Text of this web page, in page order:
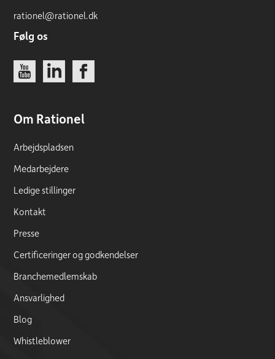
rationel@rationel.dk
Følg os
Link Link
Om Rationel
Arbejdspladsen
Medarbejdere
Ledige stillinger
Kontakt
Presse
Certificeringer og godkendelser
Branchemedlemskab
Ansvarlighed
Blog
Whistleblower